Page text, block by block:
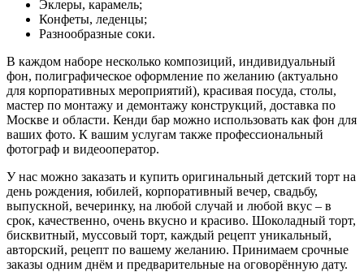
Эклеры, карамель;
Конфеты, леденцы;
Разнообразные соки.
В каждом наборе несколько композиций, индивидуальный
фон, полиграфическое оформление по желанию (актуально
для корпоративных мероприятий), красивая посуда, столы,
мастер по монтажу и демонтажу конструкций, доставка по
Москве и области. Кенди бар можно использовать как фон для
ваших фото. К вашим услугам также профессиональный
фотограф и видеооператор.
У нас можно заказать и купить оригинальный детский торт на
день рождения, юбилей, корпоративный вечер, свадьбу,
выпускной, вечеринку, на любой случай и любой вкус – в
срок, качественно, очень вкусно и красиво. Шоколадный торт,
бисквитный, муссовый торт, каждый рецепт уникальный,
авторский, рецепт по вашему желанию. Принимаем срочные
заказы одним днём и предварительные на оговорённую дату.